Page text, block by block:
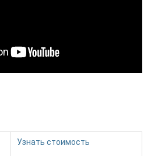
Узнать стоимость